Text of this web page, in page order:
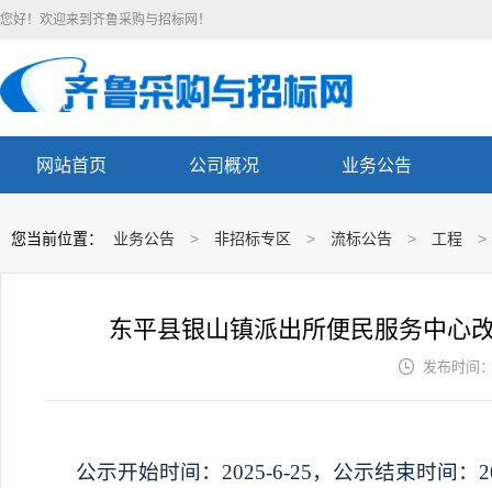
您好！欢迎来到齐鲁采购与招标网！
网站首页 公司概况 业务公告
您当前位置： 业务公告 > 非招标专区 > 流标公告 > 工程 >
东平县银山镇派出所便民服务中心
 发布时间
公示开始时间： 2025-6-25，公示结束时间：